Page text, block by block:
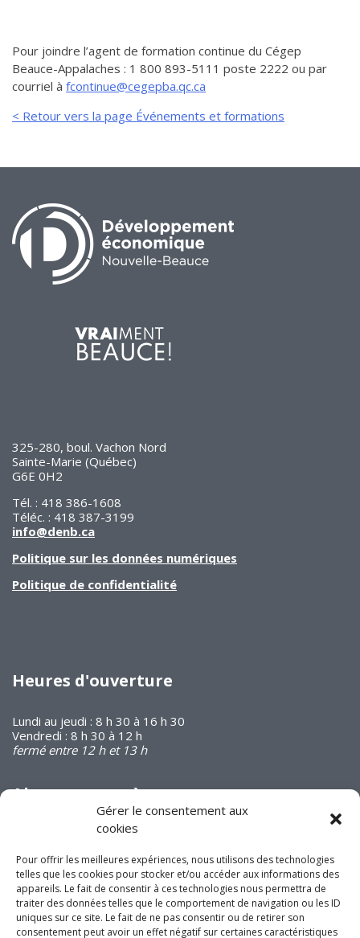
Gérer le consentement aux
cookies
Pour offrir les meilleures expériences, nous utilisons des technologies
telles que les cookies pour stocker et/ou accéder aux informations des
appareils. Le fait de consentir à ces technologies nous permettra de
traiter des données telles que le comportement de navigation ou les ID
uniques sur ce site. Le fait de ne pas consentir ou de retirer son
consentement peut avoir un effet négatif sur certaines caractéristiques
Pour joindre l’agent de formation continue du Cégep
Beauce-Appalaches : 1 800 893-5111 poste 2222 ou par
courriel à fcontinue@cegepba.qc.ca
< Retour vers la page Événements et formations
325-280, boul. Vachon Nord
Sainte-Marie (Québec)
G6E 0H2
Tél. : 418 386-1608
Téléc. : 418 387-3199
info@denb.ca
Politique sur les données numériques
Politique de confidentialité
Heures d'ouverture
Lundi au jeudi : 8 h 30 à 16 h 30
Vendredi : 8 h 30 à 12 h
fermé entre 12 h et 13 h
Abonnez-vous à
notre infolettre
Joignez-vous à nous